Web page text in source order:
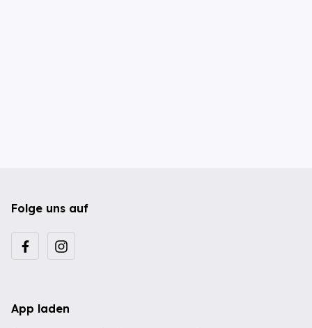
Folge uns auf
App laden